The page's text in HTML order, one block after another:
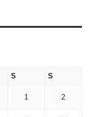
S S
1 2